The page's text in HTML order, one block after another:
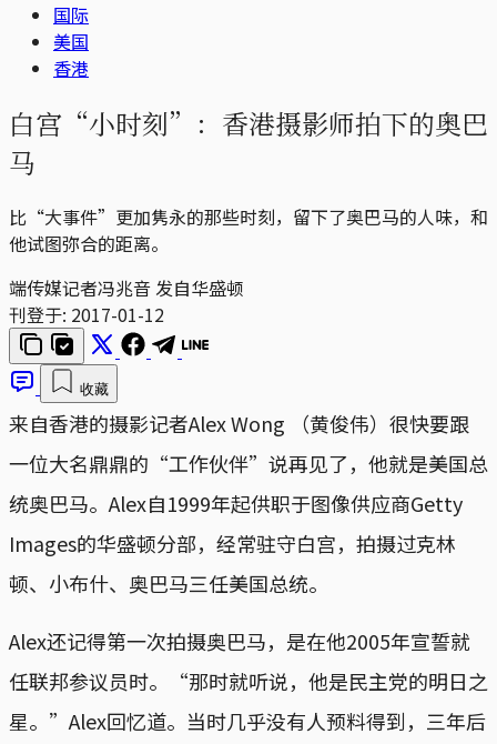
国际
美国
香港
白宫“小时刻”：香港摄影师拍下的奥巴
马
比“大事件”更加隽永的那些时刻，留下了奥巴马的人味，和
他试图弥合的距离。
端传媒记者冯兆音 发自华盛顿
刊登于: 2017-01-12
收藏
来自香港的摄影记者Alex Wong （黄俊伟）很快要跟
一位大名鼎鼎的“工作伙伴”说再见了，他就是美国总
统奥巴马。Alex自1999年起供职于图像供应商Getty
Images的华盛顿分部，经常驻守白宫，拍摄过克林
顿、小布什、奥巴马三任美国总统。
Alex还记得第一次拍摄奥巴马，是在他2005年宣誓就
任联邦参议员时。“那时就听说，他是民主党的明日之
星。”Alex回忆道。当时几乎没有人预料得到，三年后